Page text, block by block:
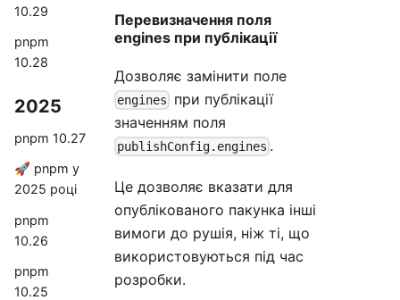
10.29
pnpm
10.28
2025
pnpm 10.27
🚀 pnpm у
2025 році
pnpm
10.26
pnpm
10.25
Перевизначення поля
engines при публікації
Дозволяє замінити поле
engines
при публікації
значенням поля
publishConfig.engines .
Це дозволяє вказати для
опублікованого пакунка інші
вимоги до рушія, ніж ті, що
використовуються під час
розробки.